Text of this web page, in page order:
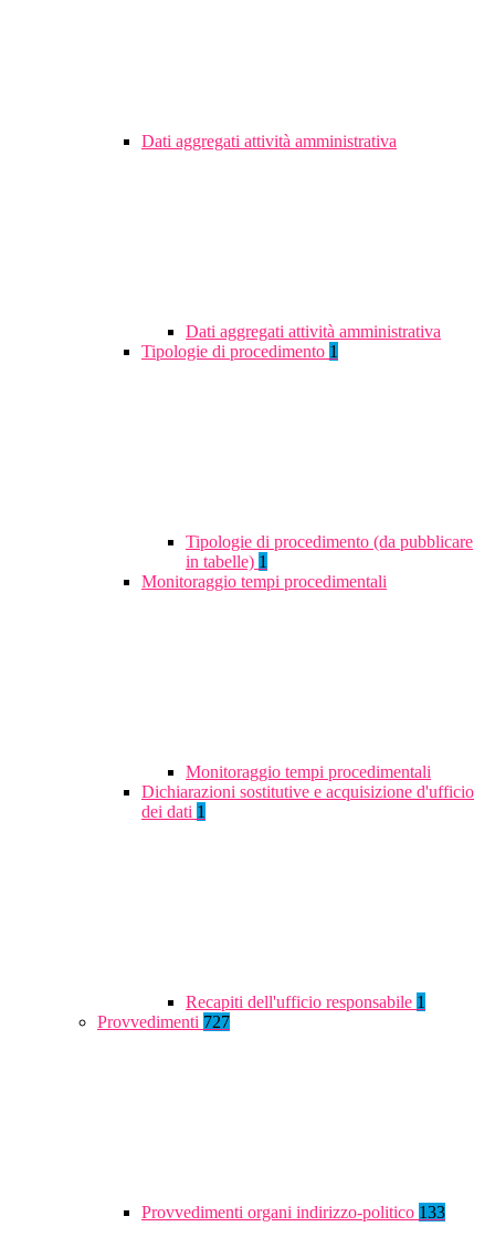
Dati aggregati attività amministrativa
Dati aggregati attività amministrativa
Tipologie di procedimento 1
Tipologie di procedimento (da pubblicare
in tabelle) 1
Monitoraggio tempi procedimentali
Monitoraggio tempi procedimentali
Dichiarazioni sostitutive e acquisizione d'ufficio
dei dati 1
Recapiti dell'ufficio responsabile 1
Provvedimenti 727
Provvedimenti organi indirizzo-politico 133